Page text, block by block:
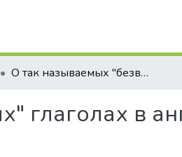
О так называемых "безвалентных" глаголах в английском языке
глаголах в